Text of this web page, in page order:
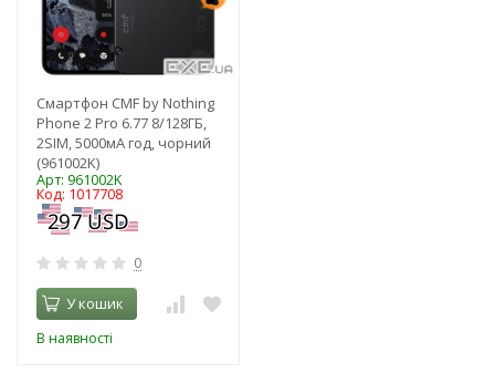
Смартфон CMF by Nothing
Phone 2 Pro 6.77 8/128ГБ,
2SIM, 5000мА год, чорний
(961002K)
Арт: 961002K
Код: 1017708
0
У кошик
В наявності